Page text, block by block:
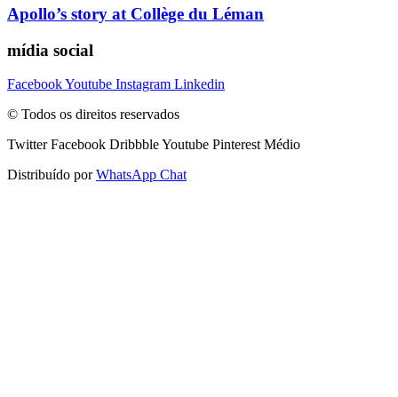
Apollo’s story at Collège du Léman
mídia social
FacebookYoutube Instagram Linkedin
© Todos os direitos reservados
Twitter Facebook DribbbleYoutube Pinterest Médio
Distribuído porWhatsApp Chat